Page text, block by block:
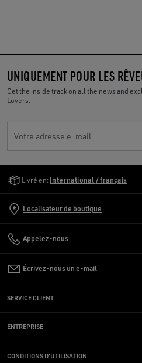
UNIQUEMENT POUR LES
Get the inside track on all the news and
Lovers.
Votre adresse e-mail
Livré en: International / français
Localisateur de boutique
Appelez-nous
Écrivez-nous un e-mail
SERVICE CLIENT
ENTREPRISE
CONDITIONS D'UTILISATION